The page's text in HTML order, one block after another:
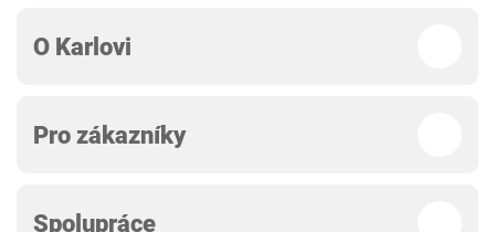
O Karlovi
Pro zákazníky
Spolupráce